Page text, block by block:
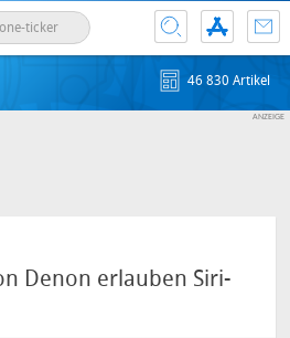
ticker
46 830 Artikel
Denon erlauben Siri-